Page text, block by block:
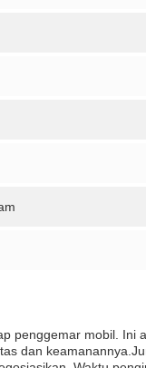
penggemar mobil. Ini
dan